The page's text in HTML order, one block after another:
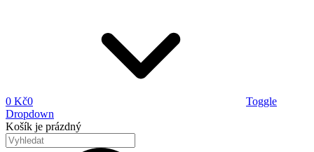
0 Kč0
Toggle
Dropdown
Košík je prázdný